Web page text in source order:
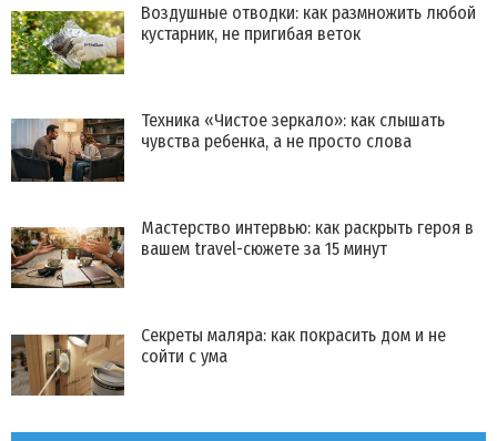
Воздушные отводки: как размножить любой
кустарник, не пригибая веток
Техника «Чистое зеркало»: как слышать
чувства ребенка, а не просто слова
Мастерство интервью: как раскрыть героя в
вашем travel-сюжете за 15 минут
Секреты маляра: как покрасить дом и не
сойти с ума